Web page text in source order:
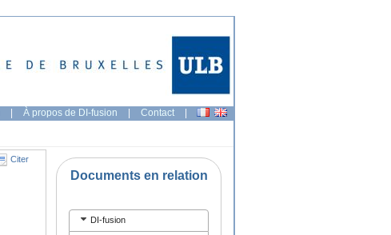
| À propos de DI-fusion | Contact |
Citer
Documents en relation
DI-fusion